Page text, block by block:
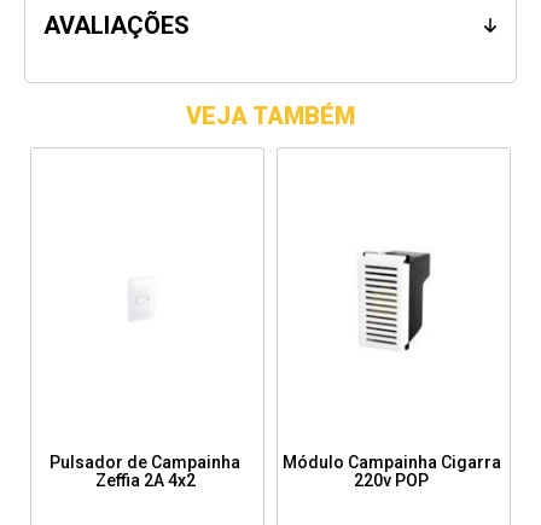
AVALIAÇÕES
VEJA TAMBÉM
Pulsador de Campainha
Zeffia 2A 4x2
Módulo Campainha Cigarra
220v POP